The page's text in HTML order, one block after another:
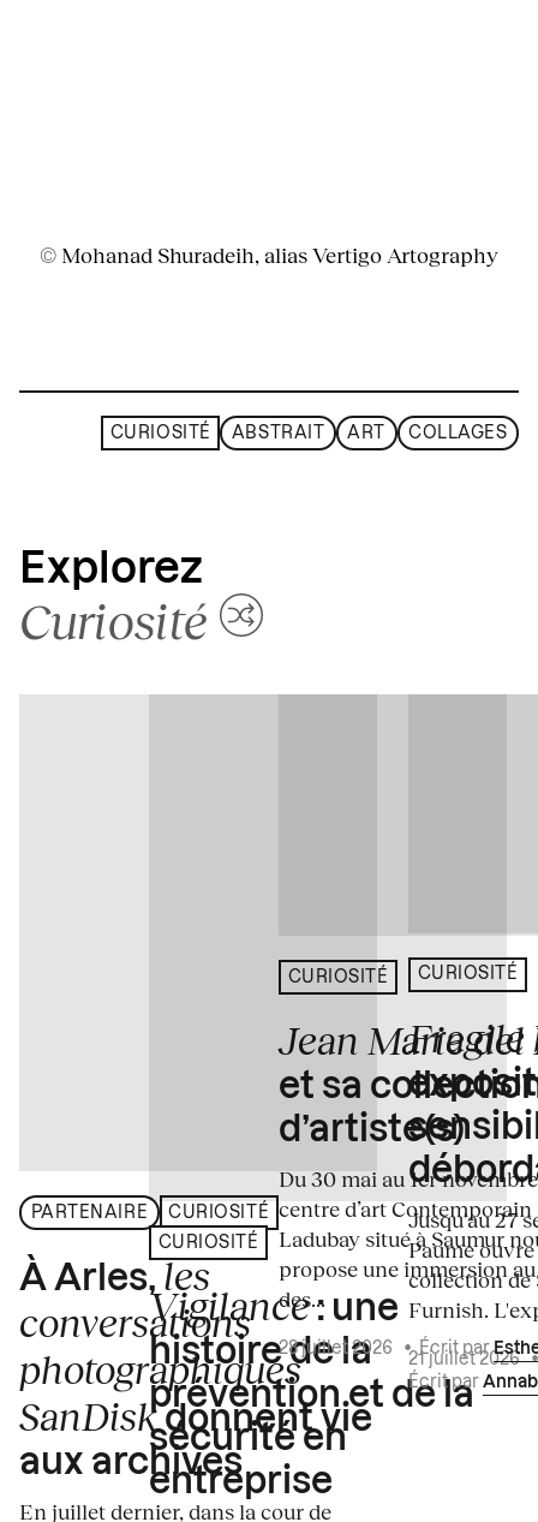
© Mohanad Shuradeih, alias Vertigo Artography
CURIOSITÉ ABSTRAIT ART COLLAGES
Explorez
Curiosité
PARTENAIRE CURIOSITÉ
À Arles, les
conversations
photographiques
SanDiskdonnent vie
aux archives
En juillet dernier, dans la cour de
CURIOSITÉ
Vigilance: une
histoire de la
prévention et de la
sécurité en
entreprise
CURIOSITÉ
Jean Marie del
et sa
d’artiste(s)
Du 30 mai au 1er
centre d’art Contemporain
Ladubay situé à Saumur
propose une immersion
des...
28 juillet 2026 •Écrit par
CURIOSITÉ
Fragile
Jusqu'au 27
Paume
collection de
Furnish.
21 juillet 2026
Écrit par